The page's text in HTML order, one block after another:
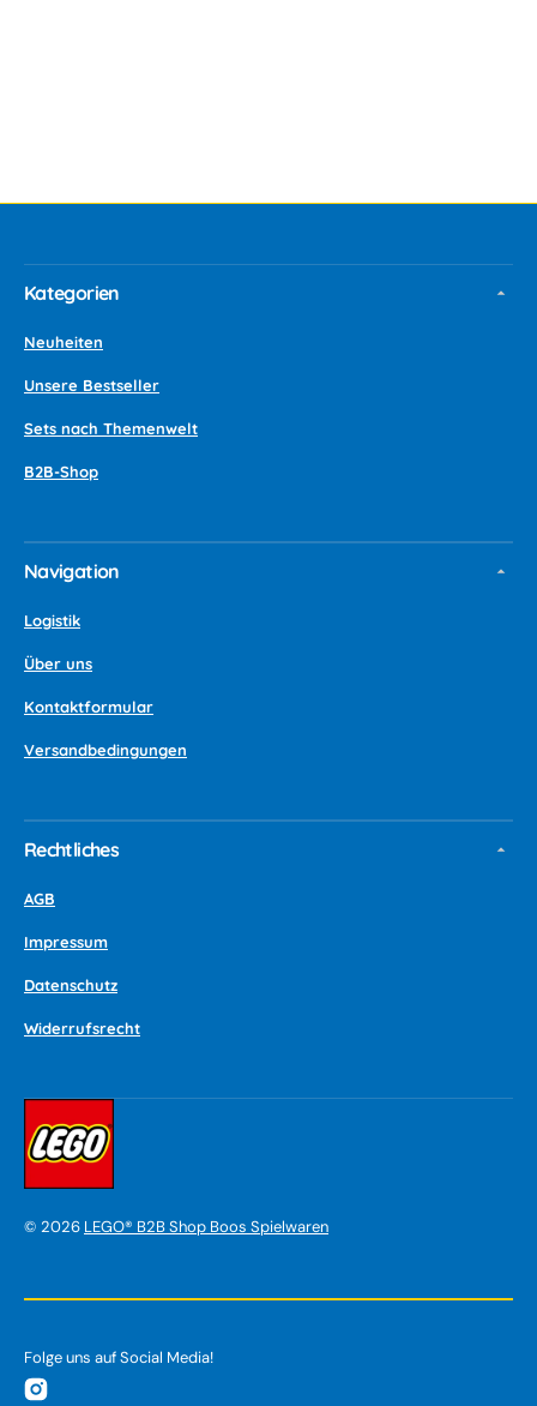
Kategorien
Neuheiten
Unsere Bestseller
Sets nach Themenwelt
B2B-Shop
Navigation
Logistik
Über uns
Kontaktformular
Versandbedingungen
Rechtliches
AGB
Impressum
Datenschutz
Widerrufsrecht
© 2026 LEGO® B2B Shop Boos Spielwaren
Folge uns auf Social Media!
Instagram